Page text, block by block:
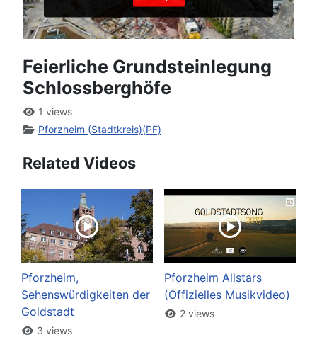
Feierliche Grundsteinlegung
Schlossberghöfe
1 views
Pforzheim (Stadtkreis)(PF)
Related Videos
Pforzheim,
Sehenswürdigkeiten der
Goldstadt
3 views
Pforzheim Allstars
(Offizielles Musikvideo)
2 views